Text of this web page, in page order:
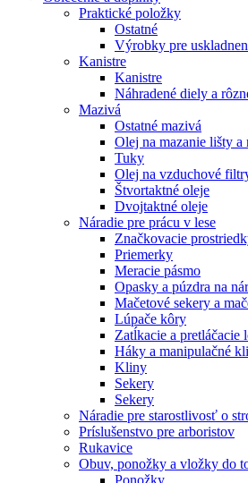
Praktické položky
Ostatné
Výrobky pre
Kanistre
Kanistre
Náhradené diely a
Mazivá
Ostatné mazivá
Olej na mazanie lišty a
Tuky
Olej na vzduchové
Štvortaktné oleje
Dvojtaktné oleje
Náradie pre prácu v lese
Značkovacie
Priemerky
Meracie pásmo
Opasky a púzdra na
Mačetové sekery a
Lúpače kôry
Zatĺkacie a pretláčacie
Háky a manipulačné
Kliny
Sekery
Sekery
Náradie pre starostlivosť o
Príslušenstvo pre arboristov
Rukavice
Obuv, ponožky a vložky do
Ponožky